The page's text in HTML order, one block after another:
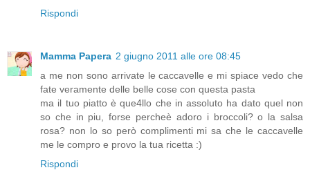
Rispondi
Mamma Papera 2 giugno 2011 alle ore 08:45
a me non sono arrivate le caccavelle e mi spiace vedo che
fate veramente delle belle cose con questa pasta
ma il tuo piatto è que4llo che in assoluto ha dato quel non
so che in piu, forse percheè adoro i broccoli? o la salsa
rosa? non lo so però complimenti mi sa che le caccavelle
me le compro e provo la tua ricetta :)
Rispondi